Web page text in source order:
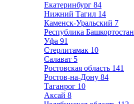
Екатеринбург 84
Нижний Тагил 14
Каменск-Уральский 7
Республика Башкортостан
Уфа 91
Стерлитамак 10
Салават 5
Ростовская область 141
Ростов-на-Дону 84
Таганрог 10
Аксай 8